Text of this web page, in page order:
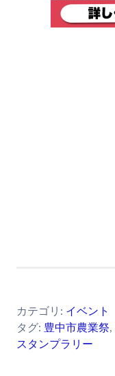
カテゴリ: イベント
タグ: 豊中市農業祭,
スタンプラリー